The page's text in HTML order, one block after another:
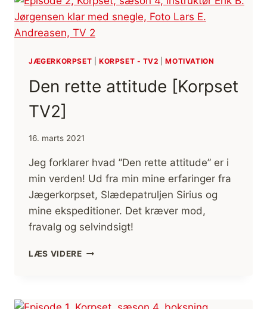
JÆGERKORPSET KORPSET - TV2 |MOTIVATION
Den rette attitude [Korpset
TV2]
16. marts 2021
Jeg forklarer hvad ”Den rette attitude” er i
min verden! Ud fra min mine erfaringer fra
Jægerkorpset, Slædepatruljen Sirius og
mine ekspeditioner. Det kræver mod,
fravalg og selvindsigt!
LÆS VIDEREDEN